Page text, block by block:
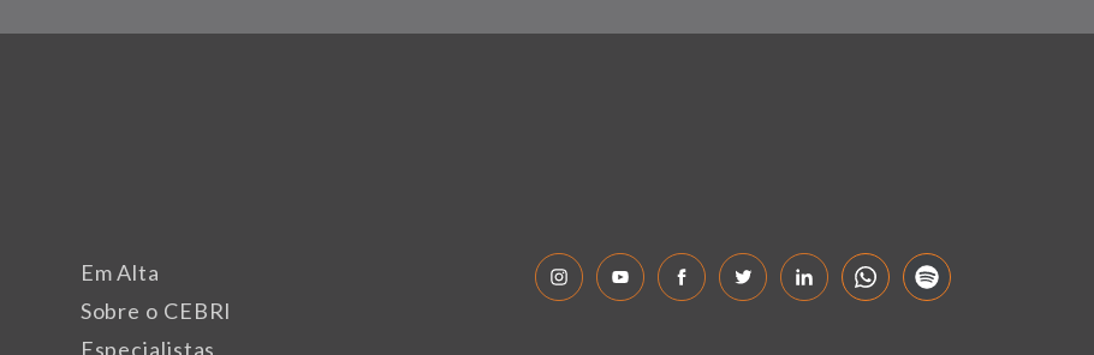
Em Alta
Sobre o CEBRI
Especialistas